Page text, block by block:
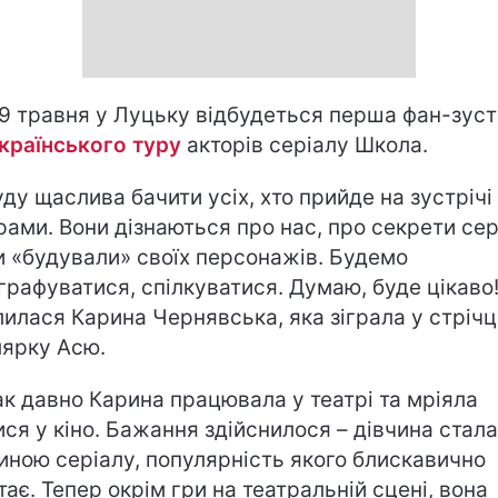
травня у Луцьку відбудеться перша фан-
туру акторів серіалу Школа.
щаслива бачити усіх, хто прийде на зустрічі
Вони дізнаються про нас, про секрети
«будували» своїх персонажів. Будемо
спілкуватися. Думаю, буде
Карина Чернявська, яка зіграла у
Асю.
давно Карина працювала у театрі та мріяла
у кіно. Бажання здійснилося – дівчина стала
серіалу, популярність якого блискавично
Тепер окрім гри на театральній сцені, вона